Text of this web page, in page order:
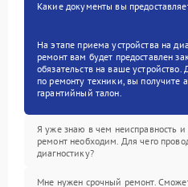
Какие документы вы
На этапе приема устройства на
ремонт вам будет предоставлен
обязательств на ваше
по ремонту техники, вы получите
гарантийный талон.
Я уже знаю в чем неисправность и
ремонт необходим. Для чего
диагностику?
Мне нужен срочный ремонт.